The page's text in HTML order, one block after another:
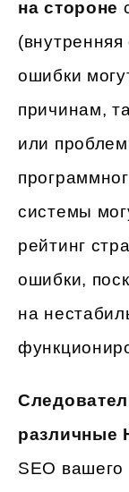
на стороне
ошибки
причинам,
или
системы
рейтинг
ошибки,
на
различные
SEO